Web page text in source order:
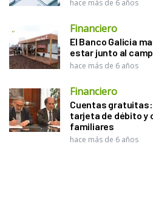
hace más de 6 años
Financiero
El Banco Galicia
estar junto al
hace más de 6 años
Financiero
Cuentas
tarjeta de débito y
familiares
hace más de 6 años